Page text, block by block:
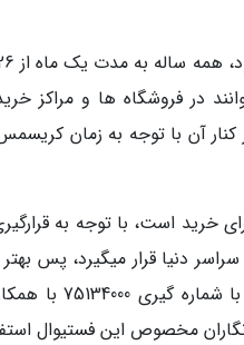
در فروشگاه ها و مراکز
آن با توجه به زمان
خرید است، با توجه به
دنیا قرار میگیرد، پس
هواپیما به این مقصد محبوب
مخصوص این فستیوال